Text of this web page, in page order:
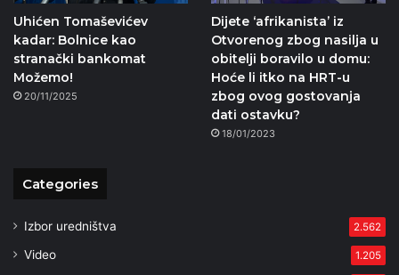
Uhićen Tomaševićev
kadar: Bolnice kao
stranački bankomat
Možemo!
20/11/2025
Dijete ‘afrikanista’ iz
Otvorenog zbog nasilja u
obitelji boravilo u domu:
Hoće li itko na HRT-u
zbog ovog gostovanja
dati ostavku?
18/01/2023
Categories
Izbor uredništva 2.562
Video 1.205